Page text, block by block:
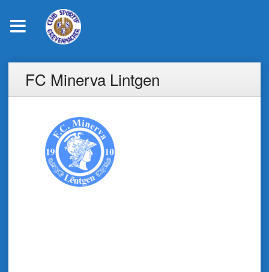
FC Minerva Lintgen